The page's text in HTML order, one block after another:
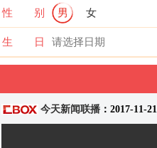
性 别 男 女
生 日
今天新闻联播 ：2017-11-21